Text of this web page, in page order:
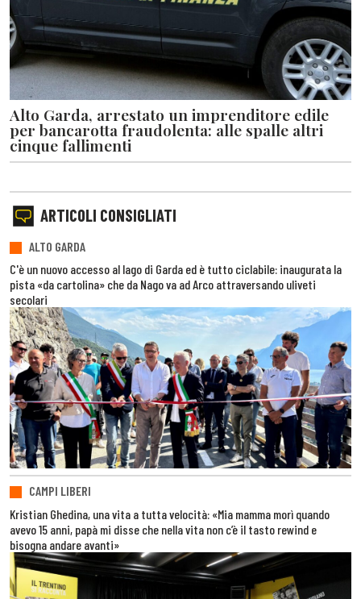
Alto Garda, arrestato un imprenditore edile
per bancarotta fraudolenta: alle spalle altri
cinque fallimenti
ARTICOLI CONSIGLIATI
ALTO GARDA
C'è un nuovo accesso al lago di Garda ed è tutto ciclabile: inaugurata la
pista «da cartolina» che da Nago va ad Arco attraversando uliveti
secolari
CAMPI LIBERI
Kristian Ghedina, una vita a tutta velocità: «Mia mamma morì quando
avevo 15 anni, papà mi disse che nella vita non c’è il tasto rewind e
bisogna andare avanti»